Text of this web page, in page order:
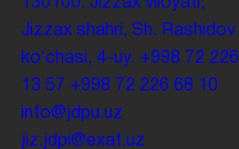
130100. Jizzax viloyati,
Jizzax shahri, Sh. Rashidov
koʻchasi, 4-uy. +998 72 226
13 57 +998 72 226 68 10
info@jdpu.uz
jiz.jdpi@exat.uz